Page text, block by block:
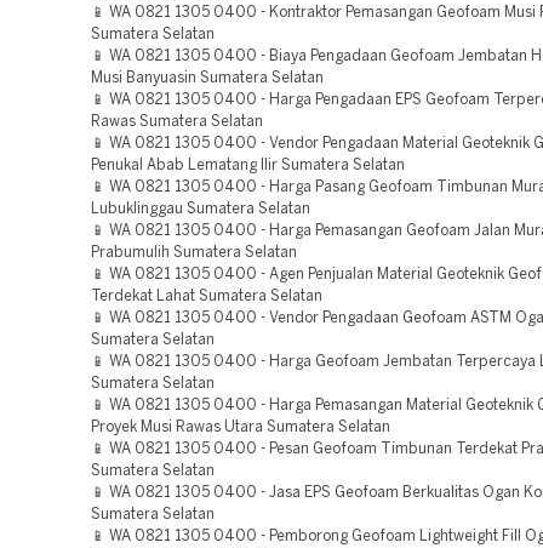
📱 WA 0821 1305 0400 - Kontraktor Pemasangan Geofoam Musi
Sumatera Selatan
📱 WA 0821 1305 0400 - Biaya Pengadaan Geofoam Jembatan
Musi Banyuasin Sumatera Selatan
📱 WA 0821 1305 0400 - Harga Pengadaan EPS Geofoam
Rawas Sumatera Selatan
📱 WA 0821 1305 0400 - Vendor Pengadaan Material Geoteknik
Penukal Abab Lematang Ilir Sumatera Selatan
📱 WA 0821 1305 0400 - Harga Pasang Geofoam Timbunan
Lubuklinggau Sumatera Selatan
📱 WA 0821 1305 0400 - Harga Pemasangan Geofoam Jalan
Prabumulih Sumatera Selatan
📱 WA 0821 1305 0400 - Agen Penjualan Material Geoteknik
Terdekat Lahat Sumatera Selatan
📱 WA 0821 1305 0400 - Vendor Pengadaan Geofoam ASTM
Sumatera Selatan
📱 WA 0821 1305 0400 - Harga Geofoam Jembatan Terpercaya
Sumatera Selatan
📱 WA 0821 1305 0400 - Harga Pemasangan Material Geoteknik
Proyek Musi Rawas Utara Sumatera Selatan
📱 WA 0821 1305 0400 - Pesan Geofoam Timbunan Terdekat
Sumatera Selatan
📱 WA 0821 1305 0400 - Jasa EPS Geofoam Berkualitas Ogan
Sumatera Selatan
📱 WA 0821 1305 0400 - Pemborong Geofoam Lightweight Fill